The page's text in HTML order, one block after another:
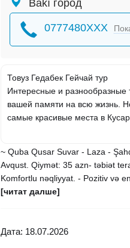
Bakı город
0777480XXX
Товуз Гедабек Гейчай тур
Интересные и разнообразные
вашей памяти на всю жизнь.
самые красивые места в
~ Quba Qusar Suvar - Laza -
Avqust. Qiymət: 35 azn- təbiət
Komfortlu nəqliyyat. - Pozitiv və
[читат далше]
Дата: 18.07.2026